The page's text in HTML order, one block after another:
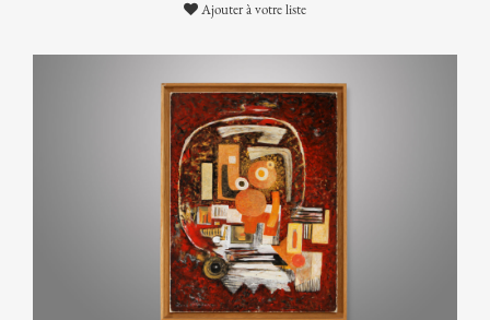
Ajouter à votre liste